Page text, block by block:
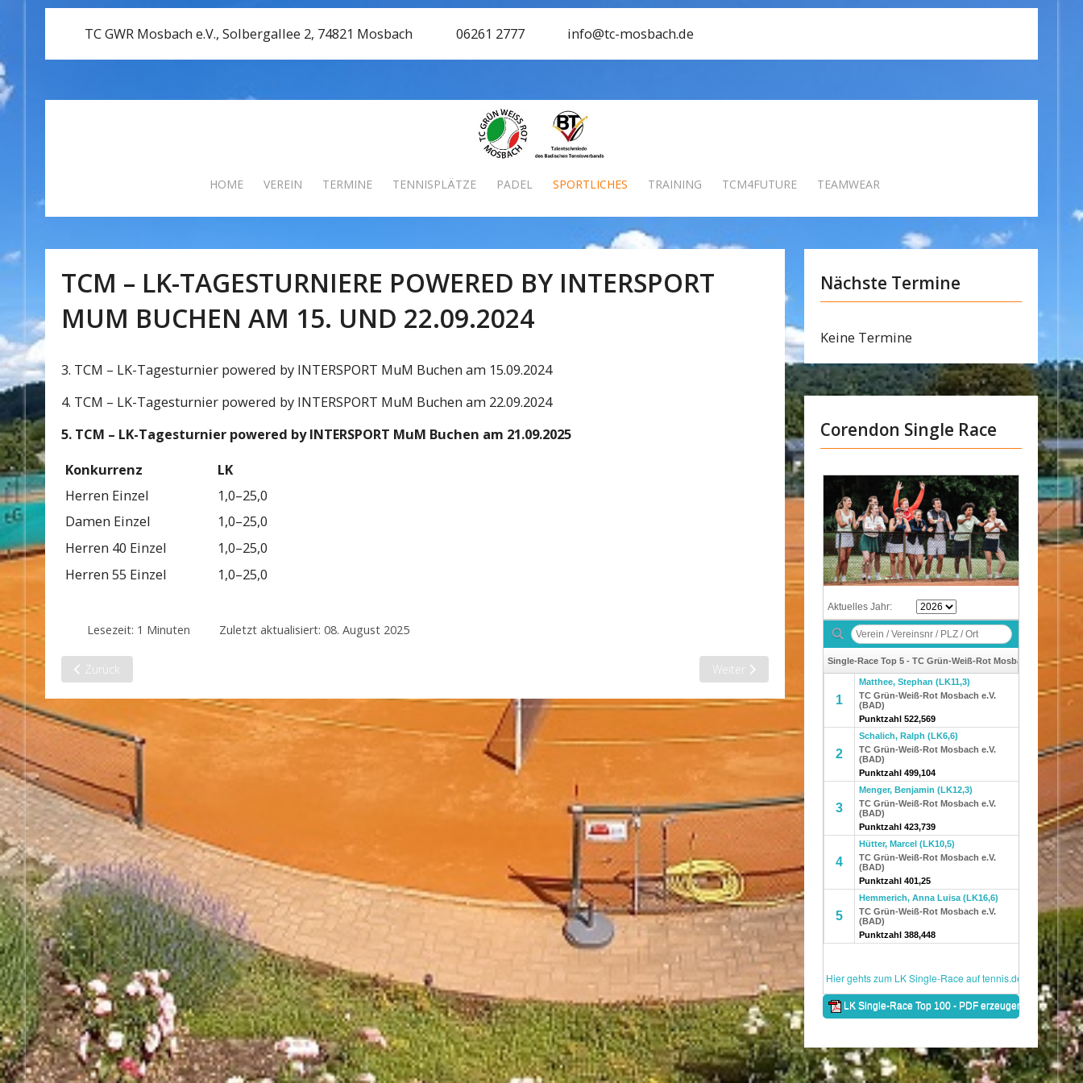
TC GWR Mosbach e.V., Solbergallee 2, 74821 Mosbach 06261 2777 info@tc-mosbach.de
HOME VEREIN TERMINE TENNISPLÄTZE PADEL SPORTLICHES TRAINING TCM4FUTURE TEAMWEAR
TCM – LK-TAGESTURNIERE POWERED BY INTERSPORT
MUM BUCHEN AM 15. UND 22.09.2024
3. TCM – LK-Tagesturnier powered by INTERSPORT MuM Buchen am 15.09.2024
4. TCM – LK-Tagesturnier powered by INTERSPORT MuM Buchen am 22.09.2024
5. TCM – LK-Tagesturnier powered by INTERSPORT MuM Buchen am 21.09.2025
Konkurrenz
LK
Herren Einzel
1,0–25,0
Damen Einzel
1,0–25,0
Herren 40 Einzel
1,0–25,0
Herren 55 Einzel
1,0–25,0
Lesezeit: 1 Minuten Zuletzt aktualisiert: 08. August 2025
Vorheriger Beitrag: Mixed holt Meisterschaft
Zurück Nächster Beitrag: TC Mosbach GWR: Herren 75 werden Bezirksmeister
Weiter
Nächste Termine
Keine Termine
Corendon Single Race